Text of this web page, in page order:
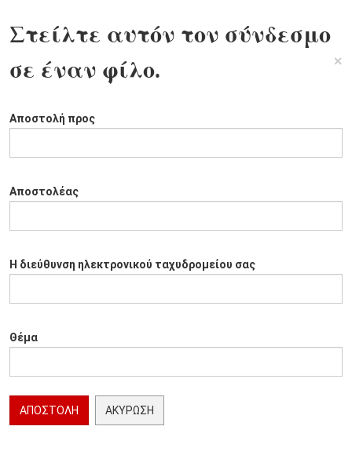
Στείλτε αυτόν τον σύνδεσμο
σε έναν φίλο.
×
Αποστολή προς
Αποστολέας
Η διεύθυνση ηλεκτρονικού ταχυδρομείου σας
Θέμα
ΑΠΟΣΤΟΛΉ ΑΚΎΡΩΣΗ